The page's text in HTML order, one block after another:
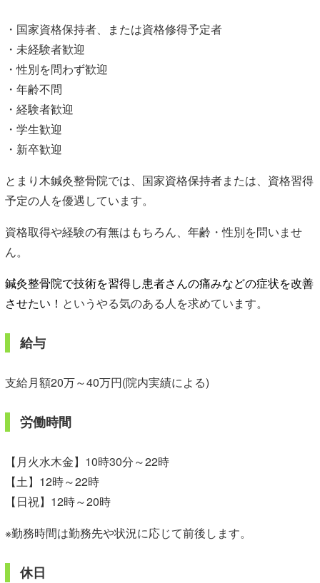
・国家資格保持者、または資格修得予定者
・未経験者歓迎
・性別を問わず歓迎
・年齢不問
・経験者歓迎
・学生歓迎
・新卒歓迎
とまり木鍼灸整骨院では、国家資格保持者または、資格習得
予定の人を優遇しています。
資格取得や経験の有無はもちろん、年齢・性別を問いませ
ん。
鍼灸整骨院で技術を習得し患者さんの痛みなどの症状を改善
させたい！ というやる気のある人を求めています。
給与
支給月額20万～40万円(院内実績による)
労働時間
【月火水木金】10時30分～22時
【土】12時～22時
【日祝】12時～20時
※勤務時間は勤務先や状況に応じて前後します。
休日